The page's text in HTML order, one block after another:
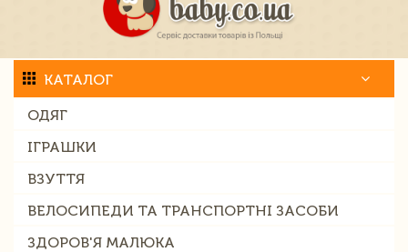
КАТАЛОГ
ОДЯГ
ІГРАШКИ
ВЗУТТЯ
ВЕЛОСИПЕДИ ТА ТРАНСПОРТНІ ЗАСОБИ
ЗДОРОВ'Я МАЛЮКА